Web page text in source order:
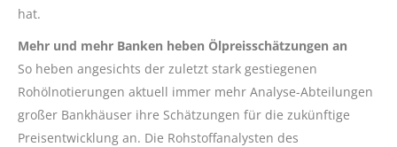
hat.
Mehr und mehr Banken heben Ölpreisschätzungen an
So heben angesichts der zuletzt stark gestiegenen
Rohölnotierungen aktuell immer mehr Analyse-Abteilungen
großer Bankhäuser ihre Schätzungen für die zukünftige
Preisentwicklung an. Die Rohstoffanalysten des